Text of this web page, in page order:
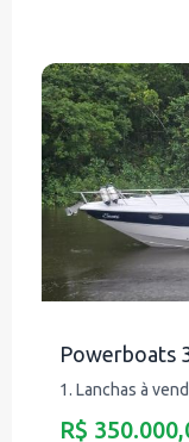
Powerboats
1. Lanchas à
R$